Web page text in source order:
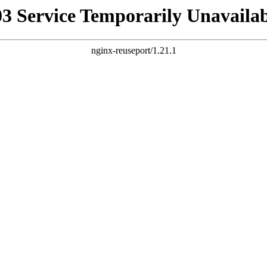
Service Temporarily
nginx-reuseport/1.21.1